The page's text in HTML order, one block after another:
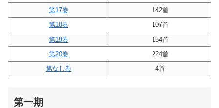
第17巻
142首
第18巻
107首
第19巻
154首
第20巻
224首
第なし巻
4首
第一期